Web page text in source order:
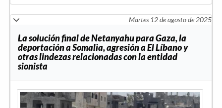
Martes 12 de agosto de 2025
La solución final de Netanyahu para Gaza, la
deportación a Somalia, agresión a El Líbano y
otras lindezas relacionadas con la entidad
sionista